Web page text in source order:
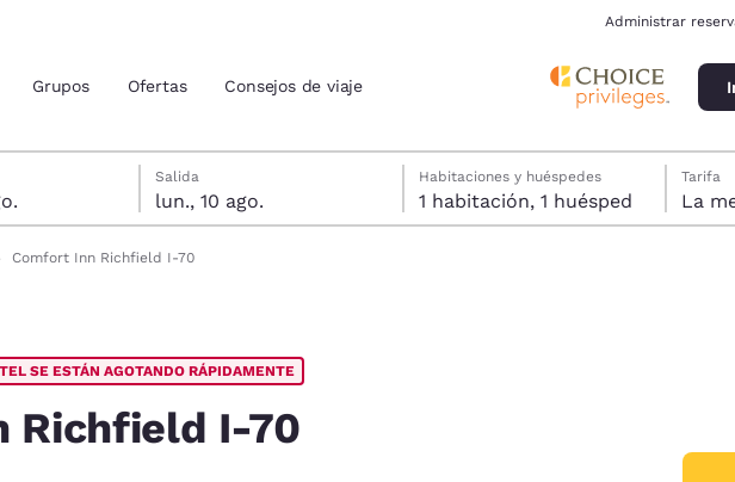
actuales
Estados Unidos
Administrar
Grupos Ofertas Consejos de viaje
Salida
lun., 10 ago.
seleccionada: lunes, 10 de agosto
seleccionada: domingo, 9 de agosto
Habitaciones y huéspedes
1 habitación, 1 huésped
Tarifa
La
Comfort Inn Richfield I-70
SE ESTÁN AGOTANDO RÁPIDAMENTE
Richfield I-70